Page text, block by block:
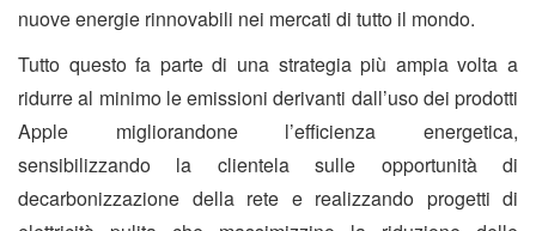
nuove energie rinnovabili nei mercati di tutto il mondo.
Tutto questo fa parte di una strategia più ampia volta a
ridurre al minimo le emissioni derivanti dall’uso dei prodotti
Apple migliorandone l’efficienza energetica,
sensibilizzando la clientela sulle opportunità di
decarbonizzazione della rete e realizzando progetti di